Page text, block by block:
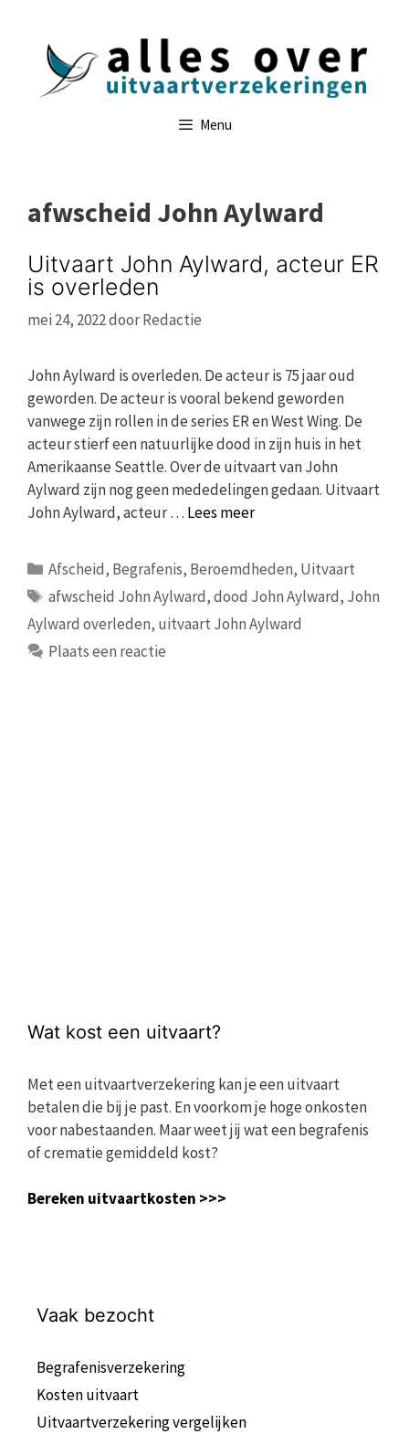
Menu
afwscheid John Aylward
Uitvaart John Aylward, acteur ER
is overleden
mei 24, 2022doorRedactie
John Aylward is overleden. De acteur is 75 jaar oud
geworden. De acteur is vooral bekend geworden
vanwege zijn rollen in de series ER en West Wing. De
acteur stierf een natuurlijke dood in zijn huis in het
Amerikaanse Seattle. Over de uitvaart van John
Aylward zijn nog geen mededelingen gedaan. Uitvaart
John Aylward, acteur … Lees meer
Categorieën
Afscheid, Begrafenis, Beroemdheden, Uitvaart
Tags
afwscheid John Aylward,dood John Aylward, John
Aylward overleden, uitvaart John Aylward
Plaats een reactie
Wat kost een uitvaart?
Met een uitvaartverzekering kan je een uitvaart
betalen die bij je past. En voorkom je hoge onkosten
voor nabestaanden. Maar weet jij wat een begrafenis
of crematie gemiddeld kost?
Bereken uitvaartkosten >>>
Vaak bezocht
Begrafenisverzekering
Kosten uitvaart
Uitvaartverzekering vergelijken